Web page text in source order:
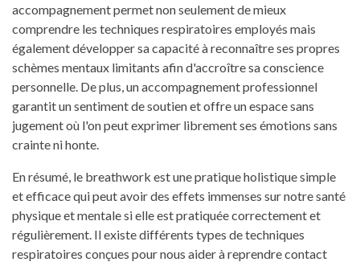
accompagnement permet non seulement de mieux
comprendre les techniques respiratoires employés mais
également développer sa capacité à reconnaître ses propres
schèmes mentaux limitants afin d'accroître sa conscience
personnelle. De plus, un accompagnement professionnel
garantit un sentiment de soutien et offre un espace sans
jugement où l'on peut exprimer librement ses émotions sans
crainte ni honte.
En résumé, le breathwork est une pratique holistique simple
et efficace qui peut avoir des effets immenses sur notre santé
physique et mentale si elle est pratiquée correctement et
régulièrement. Il existe différents types de techniques
respiratoires conçues pour nous aider à reprendre contact